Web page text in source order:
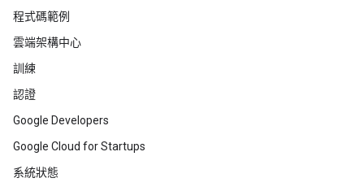
程式碼範例
雲端架構中心
訓練
認證
Google Developers
Google Cloud for Startups
系統狀態